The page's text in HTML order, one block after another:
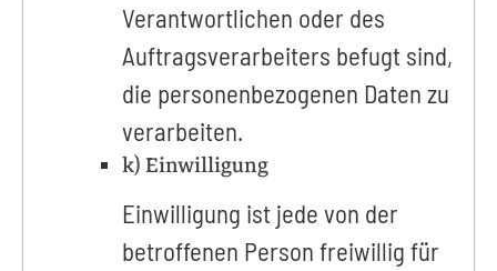
Verantwortlichen oder des
Auftragsverarbeiters befugt sind,
die personenbezogenen Daten zu
verarbeiten.
k) Einwilligung
Einwilligung ist jede von der
betroffenen Person freiwillig für